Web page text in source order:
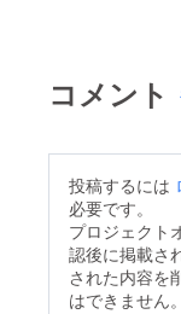
コメント
投稿するには
必要です。
プロジェクト
認後に掲載さ
された内容を
はできません。